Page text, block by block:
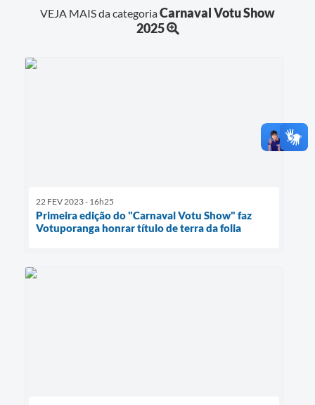
VEJA MAIS da categoriaCarnaval Votu Show
2025
22 FEV 2023 - 16h25
Primeira edição do "Carnaval Votu Show" faz
Votuporanga honrar título de terra da folia